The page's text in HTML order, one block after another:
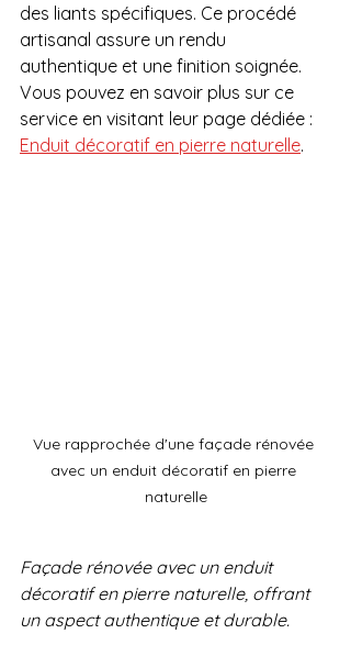
des liants spécifiques. Ce procédé
artisanal assure un rendu
authentique et une finition soignée.
Vous pouvez en savoir plus sur ce
service en visitant leur page dédiée :
Enduit décoratif en pierre naturelle.
Vue rapprochée d'une façade rénovée
avec un enduit décoratif en pierre
naturelle
Façade rénovée avec un enduit
décoratif en pierre naturelle, offrant
un aspect authentique et durable.